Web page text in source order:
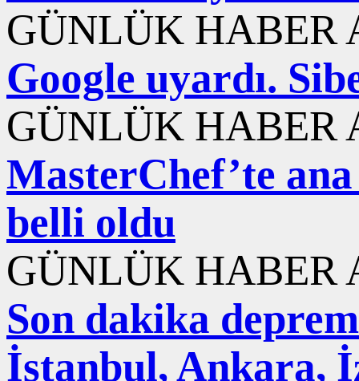
GÜNLÜK HABER
Google uyardı.
GÜNLÜK HABER
MasterChef’te
belli oldu
GÜNLÜK HABER
Son dakika
İstanbul, Ankara,